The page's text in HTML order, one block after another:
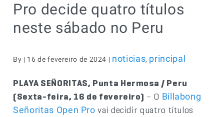
Pro decide quatro títulos
neste sábado no Peru
By | 16 de fevereiro de 2024 | noticias, principal
PLAYA SEÑORITAS, Punta Hermosa / Peru
(Sexta-feira, 16 de fevereiro) – O Billabong
Señoritas Open Pro vai decidir quatro títulos